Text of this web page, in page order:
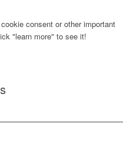
consent or other important
"learn more" to see it!